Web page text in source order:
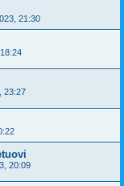
21:30
23:27
20:09